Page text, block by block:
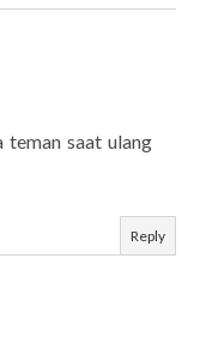
teman saat ulang
Reply